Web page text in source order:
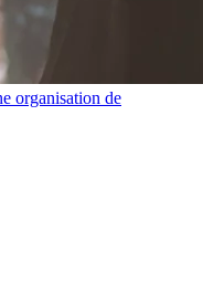
organisation de